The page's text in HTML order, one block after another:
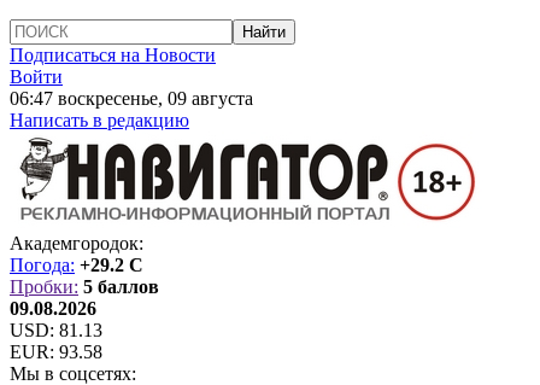
Подписаться на Новости
Войти
06:47 воскресенье, 09 августа
Написать в редакцию
Академгородок:
Погода: +29.2 C
Пробки: 5 баллов
09.08.2026
USD: 81.13
EUR: 93.58
Мы в соцсетях: